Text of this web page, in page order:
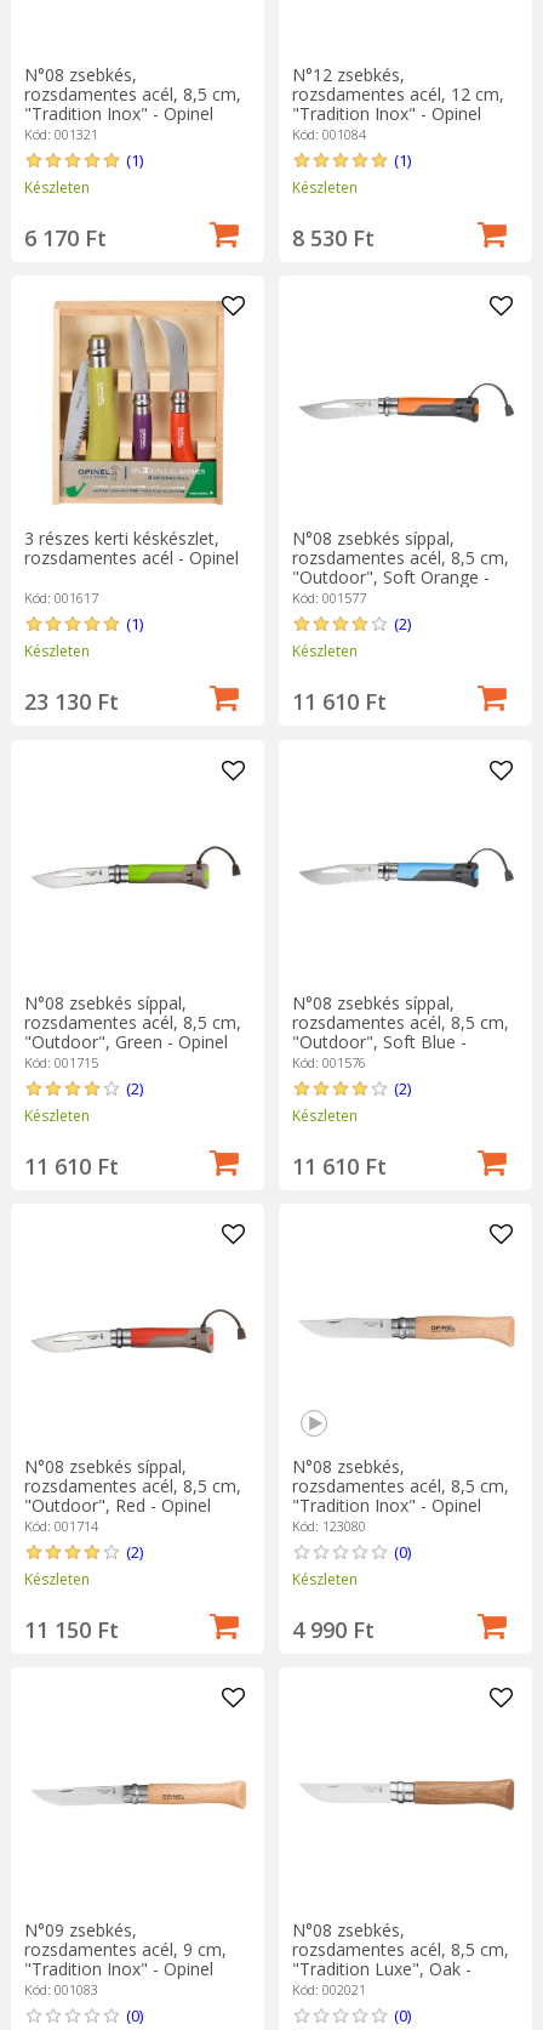
N°08 zsebkés,
rozsdamentes acél, 8,5 cm,
"Tradition Inox" - Opinel
Kód: 001321
(1)
Készleten
6 170 Ft
N°12 zsebkés,
rozsdamentes acél, 12 cm,
"Tradition Inox" - Opinel
Kód: 001084
(1)
Készleten
8 530 Ft
3 részes kerti késkészlet,
rozsdamentes acél - Opinel
Kód: 001617
(1)
Készleten
23 130 Ft
N°08 zsebkés síppal,
rozsdamentes acél, 8,5 cm,
"Outdoor", Soft Orange -
Opinel
Kód: 001577
(2)
Készleten
11 610 Ft
N°08 zsebkés síppal,
rozsdamentes acél, 8,5 cm,
"Outdoor", Green - Opinel
Kód: 001715
(2)
Készleten
11 610 Ft
N°08 zsebkés síppal,
rozsdamentes acél, 8,5 cm,
"Outdoor", Soft Blue -
Opinel
Kód: 001576
(2)
Készleten
11 610 Ft
N°08 zsebkés síppal,
rozsdamentes acél, 8,5 cm,
"Outdoor", Red - Opinel
Kód: 001714
(2)
Készleten
11 150 Ft
N°08 zsebkés,
rozsdamentes acél, 8,5 cm,
"Tradition Inox" - Opinel
Kód: 123080
(0)
Készleten
4 990 Ft
N°09 zsebkés,
rozsdamentes acél, 9 cm,
"Tradition Inox" - Opinel
Kód: 001083
(0)
N°08 zsebkés,
rozsdamentes acél, 8,5 cm,
"Tradition Luxe", Oak -
Opinel
Kód: 002021
(0)